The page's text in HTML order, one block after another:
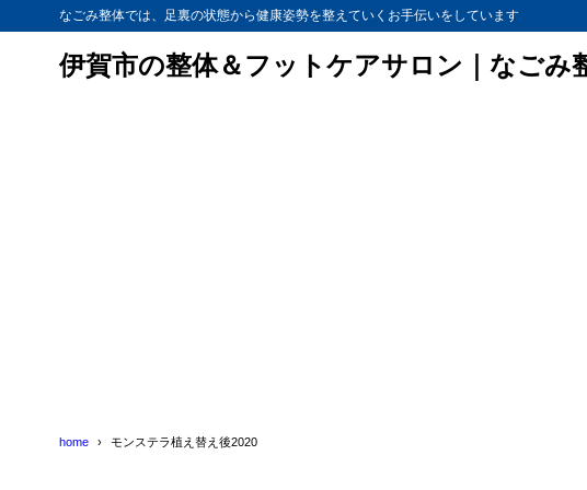
なごみ整体では、足裏の状態から健康姿勢を整えていくお手伝いをしています
伊賀市の整体＆フットケアサロン｜なごみ
home モンステラ植え替え後2020